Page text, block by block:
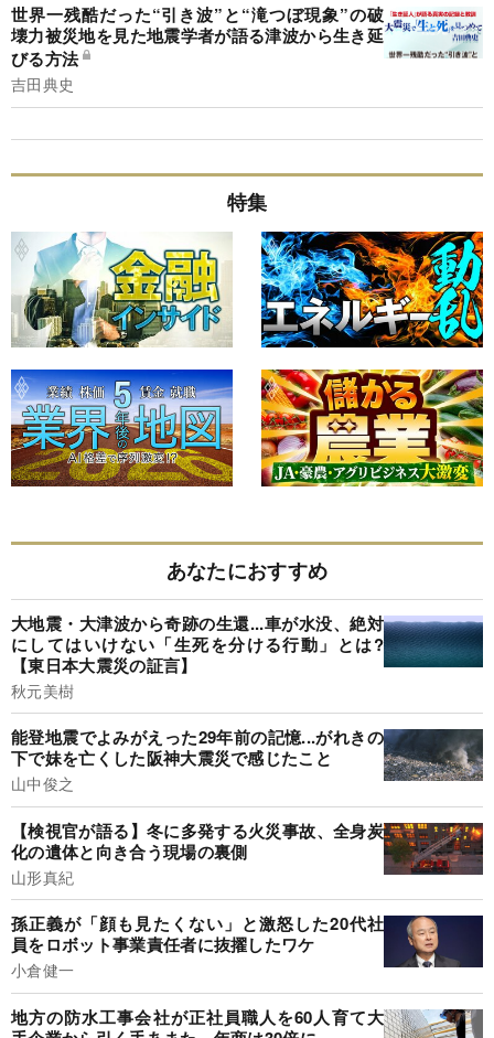
世界一残酷だった“引き波”と“滝つぼ現象”の破
壊力被災地を見た地震学者が語る津波から生き延
びる方法
吉田典史
特集
あなたにおすすめ
大地震・大津波から奇跡の生還...車が水没、絶対
にしてはいけない「生死を分ける行動」とは?
【東日本大震災の証言】
秋元美樹
能登地震でよみがえった29年前の記憶...がれきの
下で妹を亡くした阪神大震災で感じたこと
山中俊之
【検視官が語る】冬に多発する火災事故、全身炭
化の遺体と向き合う現場の裏側
山形真紀
孫正義が「顔も見たくない」と激怒した20代社
員をロボット事業責任者に抜擢したワケ
小倉健一
地方の防水工事会社が正社員職人を60人育て大